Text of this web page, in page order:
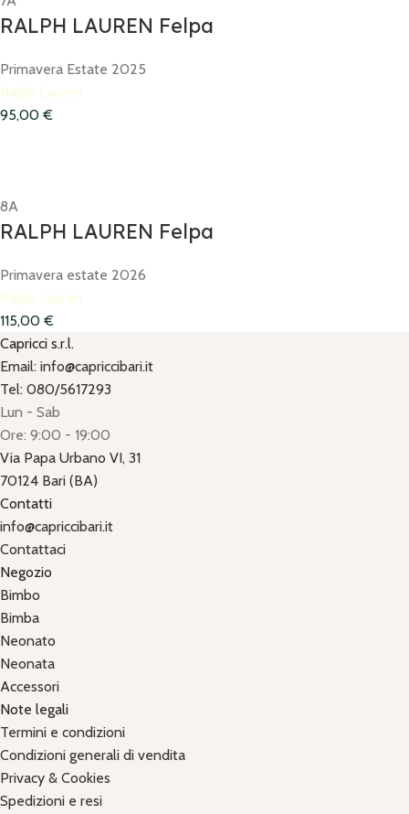
RALPH LAUREN Felpa
Primavera Estate 2025
Ralph Lauren
95,00 €
8A
RALPH LAUREN Felpa
Primavera estate 2026
Ralph Lauren
115,00 €
Capricci s.r.l.
Email: info@capriccibari.it
Tel: 080/5617293
Lun - Sab
Ore: 9:00 - 19:00
Via Papa Urbano VI, 31
70124 Bari (BA)
Contatti
info@capriccibari.it
Contattaci
Negozio
Bimbo
Bimba
Neonato
Neonata
Accessori
Note legali
Termini e condizioni
Condizioni generali di vendita
Privacy & Cookies
Spedizioni e resi